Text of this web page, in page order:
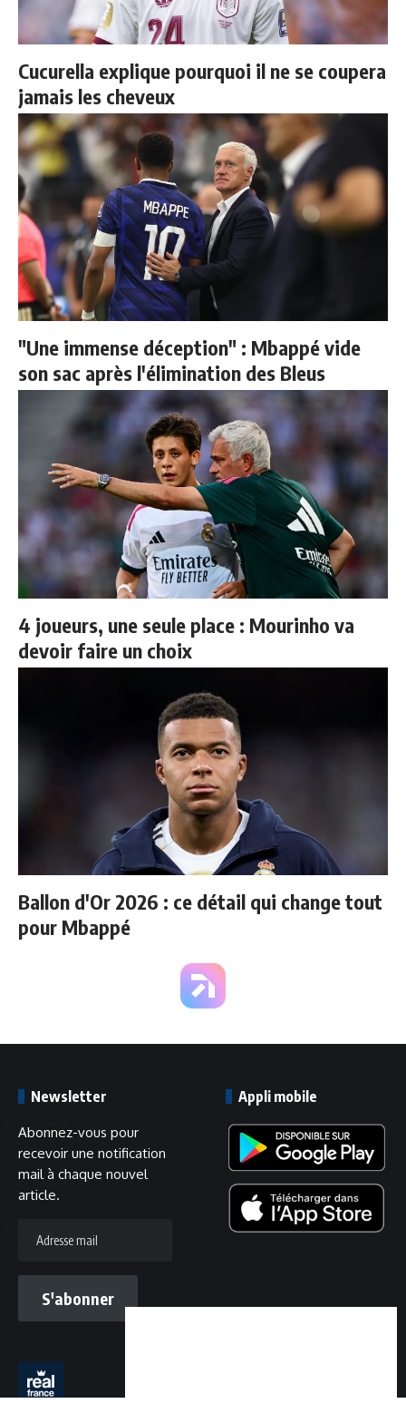
Cucurella explique pourquoi il ne se coupera
jamais les cheveux
"Une immense déception" : Mbappé vide
son sac après l'élimination des Bleus
4 joueurs, une seule place : Mourinho va
devoir faire un choix
Ballon d'Or 2026 : ce détail qui change tout
pour Mbappé
Newsletter
Abonnez-vous pour
recevoir une notification
mail à chaque nouvel
article.
mail
S'abonner
Appli mobile